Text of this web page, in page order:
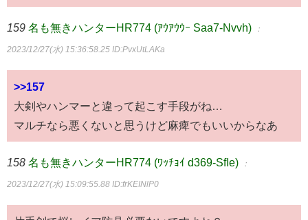
159 名も無きハンターHR774 (ｱｳｱｳｳｰ Saa7-Nvvh) ：
2023/12/27(水) 15:36:58.25 ID:PvxUtLAKa
>>157
大剣やハンマーと違って起こす手段がね…
マルチなら悪くないと思うけど麻痺でもいいからなあ
158 名も無きハンターHR774 (ﾜｯﾁｮｲ d369-SfIe) ：
2023/12/27(水) 15:09:55.88 ID:frKEINlP0